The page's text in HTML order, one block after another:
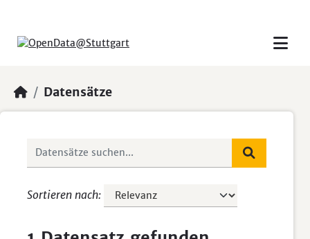
Datensätze
Sortieren nach